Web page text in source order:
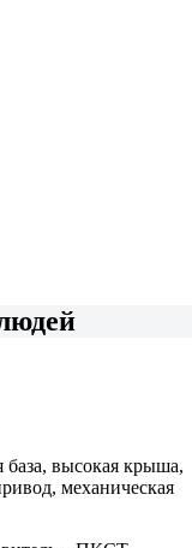
база, высокая крыша,
механическая